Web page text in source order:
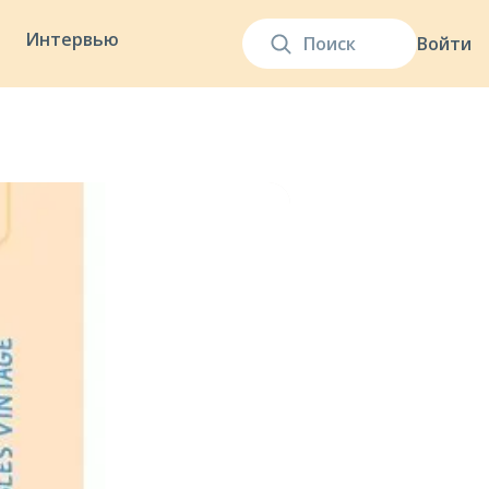
Войти
Интервью